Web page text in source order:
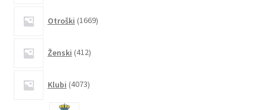
Otroški 1669izdelkov
Ženski 412izdelkov
Klubi 4073izdelkov